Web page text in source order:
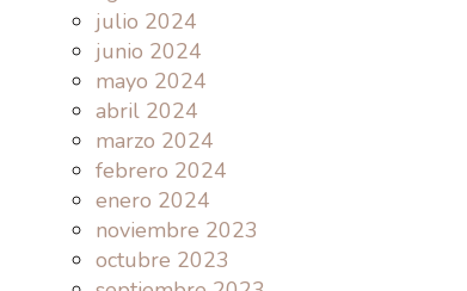
julio 2024
junio 2024
mayo 2024
abril 2024
marzo 2024
febrero 2024
enero 2024
noviembre 2023
octubre 2023